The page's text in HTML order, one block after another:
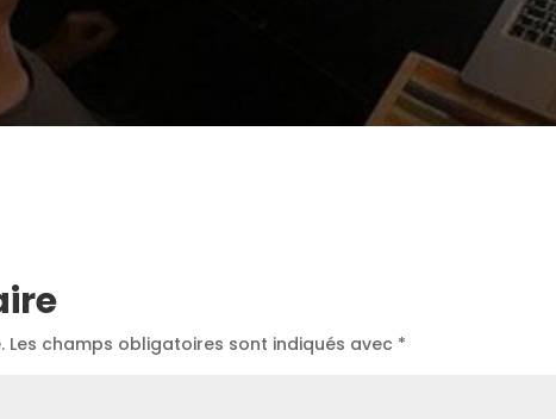
Les champs obligatoires sont indiqués avec *